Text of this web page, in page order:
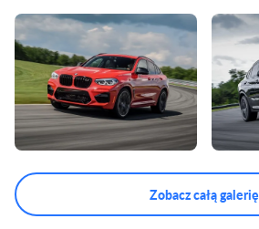
Zobacz całą galerię